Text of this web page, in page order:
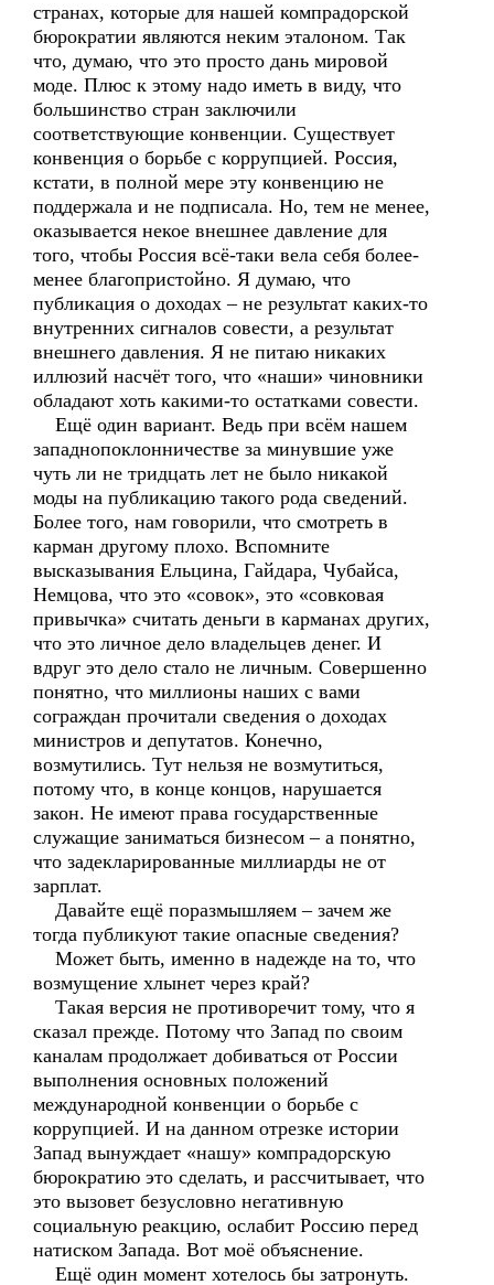
странах, которые для нашей компрадорской
бюрократии являются неким эталоном. Так
что, думаю, что это просто дань мировой
моде. Плюс к этому надо иметь в виду, что
большинство стран заключили
соответствующие конвенции. Существует
конвенция о борьбе с коррупцией. Россия,
кстати, в полной мере эту конвенцию не
поддержала и не подписала. Но, тем не менее,
оказывается некое внешнее давление для
того, чтобы Россия всё-таки вела себя более-
менее благопристойно. Я думаю, что
публикация о доходах – не результат каких-то
внутренних сигналов совести, а результат
внешнего давления. Я не питаю никаких
иллюзий насчёт того, что «наши» чиновники
обладают хоть какими-то остатками совести.
Ещё один вариант. Ведь при всём нашем
западнопоклонничестве за минувшие уже
чуть ли не тридцать лет не было никакой
моды на публикацию такого рода сведений.
Более того, нам говорили, что смотреть в
карман другому плохо. Вспомните
высказывания Ельцина, Гайдара, Чубайса,
Немцова, что это «совок», это «совковая
привычка» считать деньги в карманах других,
что это личное дело владельцев денег. И
вдруг это дело стало не личным. Совершенно
понятно, что миллионы наших с вами
сограждан прочитали сведения о доходах
министров и депутатов. Конечно,
возмутились. Тут нельзя не возмутиться,
потому что, в конце концов, нарушается
закон. Не имеют права государственные
служащие заниматься бизнесом – а понятно,
что задекларированные миллиарды не от
зарплат.
Давайте ещё поразмышляем – зачем же
тогда публикуют такие опасные сведения?
Может быть, именно в надежде на то, что
возмущение хлынет через край?
Такая версия не противоречит тому, что я
сказал прежде. Потому что Запад по своим
каналам продолжает добиваться от России
выполнения основных положений
международной конвенции о борьбе с
коррупцией. И на данном отрезке истории
Запад вынуждает «нашу» компрадорскую
бюрократию это сделать, и рассчитывает, что
это вызовет безусловно негативную
социальную реакцию, ослабит Россию перед
натиском Запада. Вот моё объяснение.
Ещё один момент хотелось бы затронуть.